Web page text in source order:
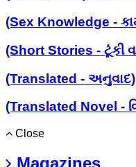
(Sex Knowledge -
(Short Stories - ટૂંકી
(Translated - અનુવાદ)
(Translated Novel -
Close
Magazines